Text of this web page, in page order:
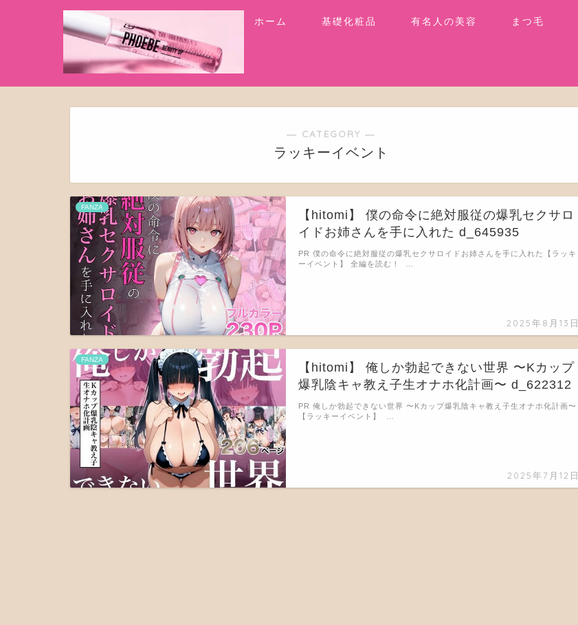
ホーム 基礎化粧品 有名人の美容 まつ毛
― CATEGORY ―
ラッキーイベント
FANZA
【hitomi】 僕の命令に絶対服従の爆乳セクサロ
イドお姉さんを手に入れた d_645935
2025年8月13日
PR 僕の命令に絶対服従の爆乳セクサロイドお姉さんを手に入れた【ラッキ
ーイベント】 全編を読む！ …
FANZA
【hitomi】 俺しか勃起できない世界 〜Kカップ
爆乳陰キャ教え子生オナホ化計画〜 d_622312
2025年7月12日
PR 俺しか勃起できない世界 〜Kカップ爆乳陰キャ教え子生オナホ化計画〜
【ラッキーイベント】 …